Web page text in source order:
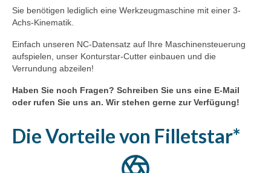
Sie benötigen lediglich eine Werkzeugmaschine mit einer 3-
Achs-Kinematik.
Einfach unseren NC-Datensatz auf Ihre Maschinensteuerung
aufspielen, unser Konturstar-Cutter einbauen und die
Verrundung abzeilen!
Haben Sie noch Fragen? Schreiben Sie uns eine E-Mail
oder rufen Sie uns an. Wir stehen gerne zur Verfügung!
Die Vorteile von Filletstar*